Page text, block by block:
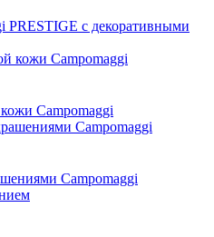
PRESTIGE с декоративными
Campomaggi
Campomaggi